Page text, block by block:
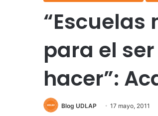
para el
hacer”:
Blog UDLAP 17 mayo, 2011